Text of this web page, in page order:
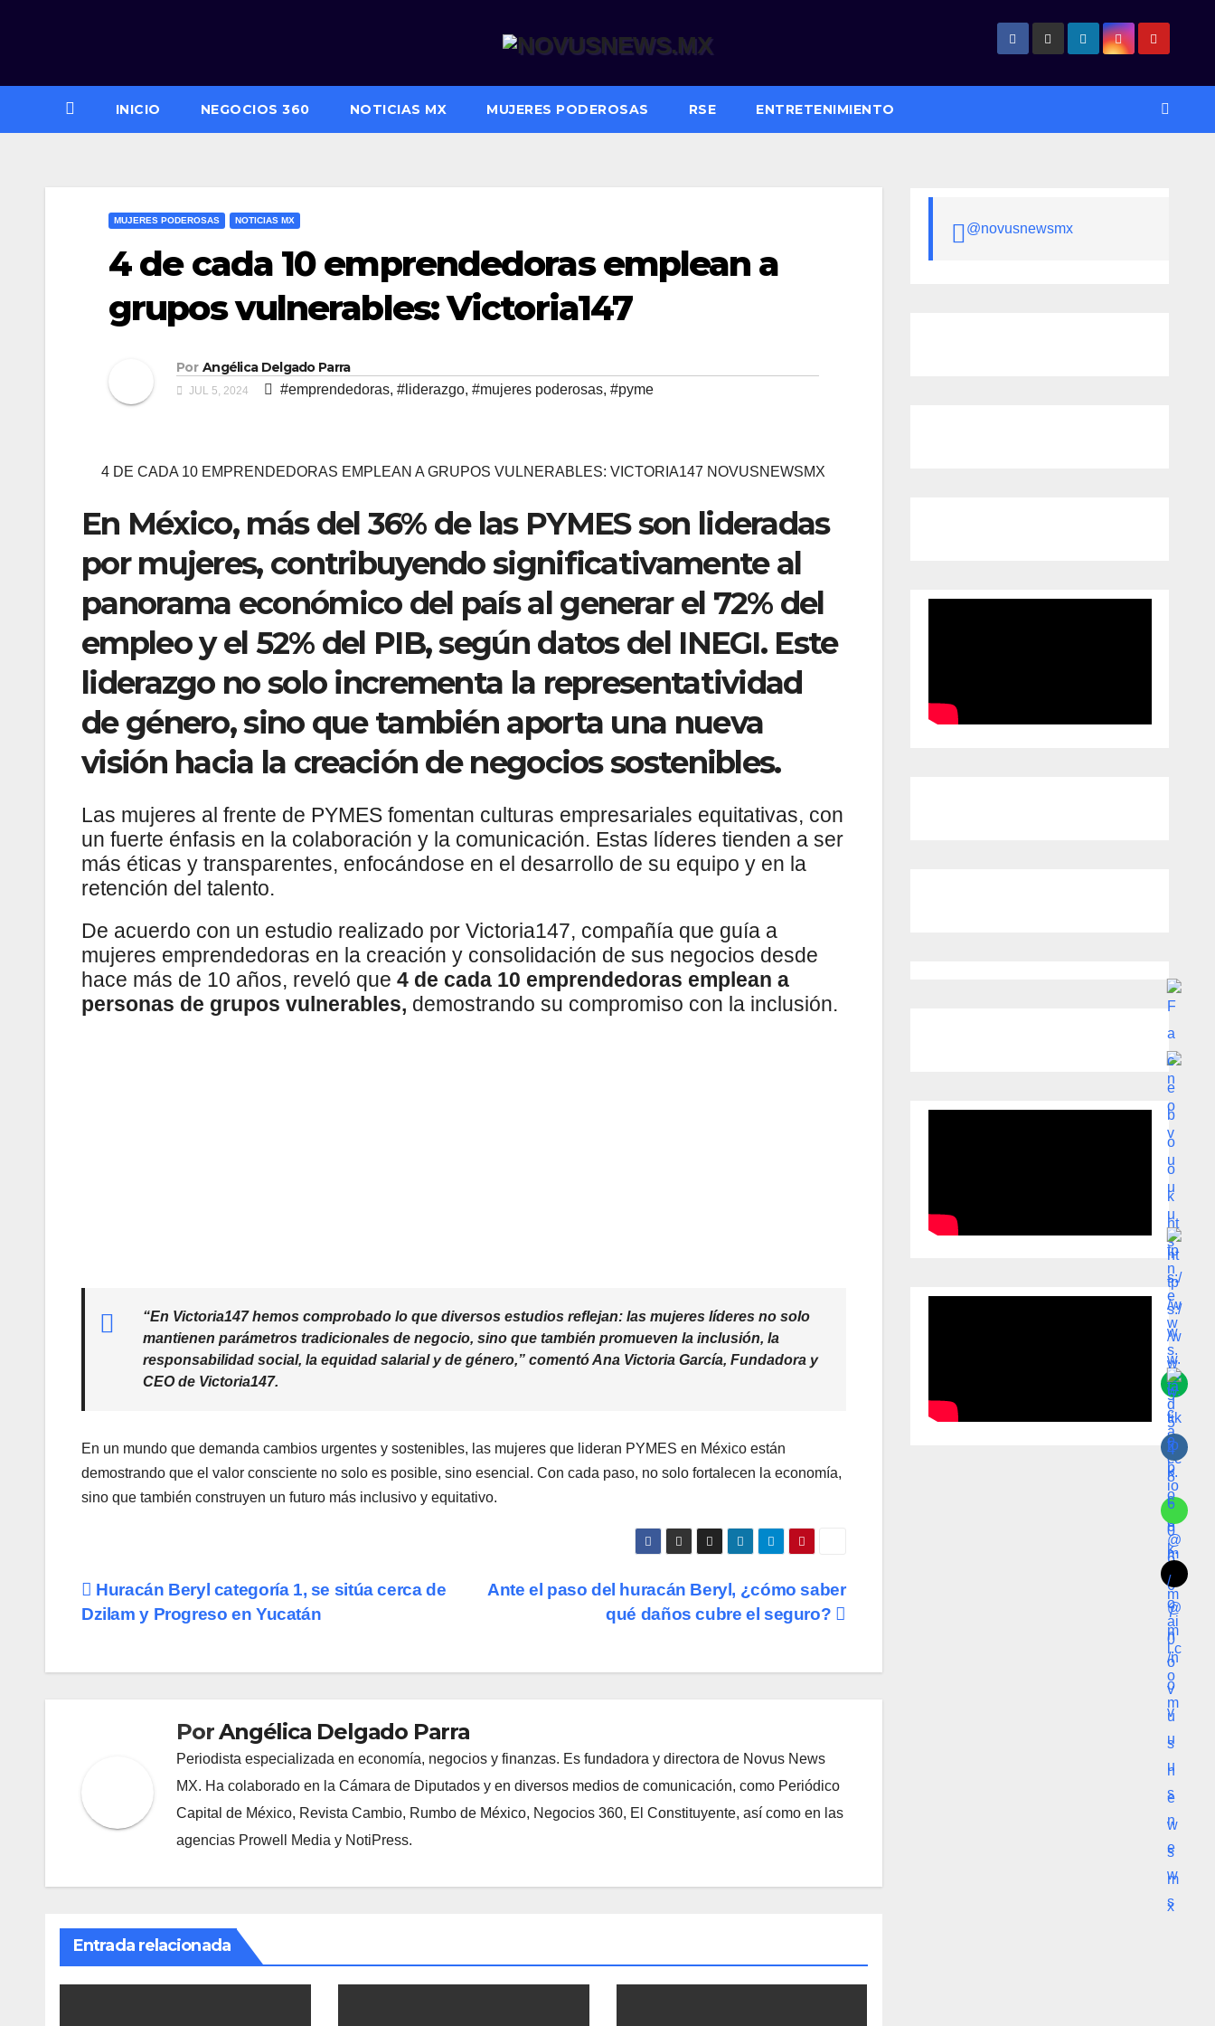
INICIO NEGOCIOS 360 NOTICIAS MX MUJERES PODEROSAS RSE ENTRETENIMIENTO
MUJERES PODEROSAS NOTICIAS MX
4 de cada 10 emprendedoras emplean a
grupos vulnerables: Victoria147
Por Angélica Delgado Parra
JUL 5, 2024 #emprendedoras, #liderazgo, #mujeres poderosas, #pyme
4 DE CADA 10 EMPRENDEDORAS EMPLEAN A GRUPOS VULNERABLES: VICTORIA147 NOVUSNEWSMX
En México, más del 36% de las PYMES son lideradas
por mujeres, contribuyendo significativamente al
panorama económico del país al generar el 72% del
empleo y el 52% del PIB, según datos del INEGI. Este
liderazgo no solo incrementa la representatividad
de género, sino que también aporta una nueva
visión hacia la creación de negocios sostenibles.
Las mujeres al frente de PYMES fomentan culturas empresariales equitativas, con
un fuerte énfasis en la colaboración y la comunicación. Estas líderes tienden a ser
más éticas y transparentes, enfocándose en el desarrollo de su equipo y en la
retención del talento.
De acuerdo con un estudio realizado por Victoria147, compañía que guía a
mujeres emprendedoras en la creación y consolidación de sus negocios desde
hace más de 10 años, reveló que 4 de cada 10 emprendedoras emplean a
personas de grupos vulnerables, demostrando su compromiso con la inclusión.
“En Victoria147 hemos comprobado lo que diversos estudios reflejan: las mujeres líderes no solo
mantienen parámetros tradicionales de negocio, sino que también promueven la inclusión, la
responsabilidad social, la equidad salarial y de género,” comentó Ana Victoria García, Fundadora y
CEO de Victoria147.
En un mundo que demanda cambios urgentes y sostenibles, las mujeres que lideran PYMES en México están
demostrando que el valor consciente no solo es posible, sino esencial. Con cada paso, no solo fortalecen la economía,
sino que también construyen un futuro más inclusivo y equitativo.
Navegación
entradas
Ante el paso del huracán Beryl, ¿cómo saber
qué daños cubre el seguro?
Huracán Beryl categoría 1, se sitúa cerca de
Dzilam y Progreso en Yucatán
PorAngélica Delgado Parra
Periodista especializada en economía, negocios y finanzas. Es fundadora y directora de Novus News
MX. Ha colaborado en la Cámara de Diputados y en diversos medios de comunicación, como Periódico
Capital de México, Revista Cambio, Rumbo de México, Negocios 360, El Constituyente, así como en las
agencias Prowell Media y NotiPress.
Entrada relacionada
@novusnewsmx